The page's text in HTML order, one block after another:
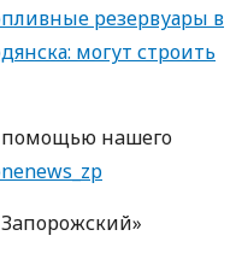
резервуары в
могут строить
пoмoщью нaшегo